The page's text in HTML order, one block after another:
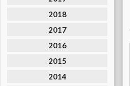
2018
2017
2016
2015
2014